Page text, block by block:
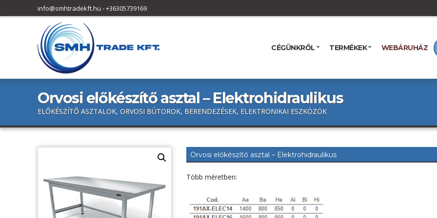
info@smhtradekft.hu -+36305739169
f
CÉGÜNKRŐL TERMÉKEK WEBÁRUHÁZ
Orvosi előkészítő asztal – Elektrohidraulikus
ELŐKÉSZÍTŐ ASZTALOK, ORVOSI BÚTOROK, BERENDEZÉSEK, ELEKTRONIKAI ESZKÖZÖK
Orvosi előkészítő asztal – Elektrohidraulikus
Több méretben: